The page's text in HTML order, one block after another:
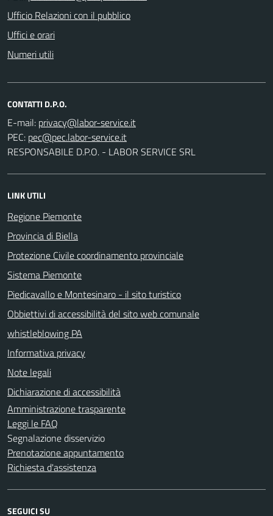
Ufficio Relazioni con il pubblico
Uffici e orari
Numeri utili
CONTATTI D.P.O.
E-mail:
PEC:
RESPONSABILE D.P.O. - LABOR SERVICE SRL
LINK UTILI
Regione Piemonte
Provincia di Biella
Protezione Civile coordinamento provinciale
Sistema Piemonte
Piedicavallo e Montesinaro - il sito turistico
Obbiettivi di accessibilità del sito web comunale
whistleblowing PA
Informativa privacy
Note legali
Dichiarazione di accessibilità
Amministrazione trasparente
Leggi le FAQ
Segnalazione disservizio
Prenotazione appuntamento
Richiesta d'assistenza
SEGUICI SU